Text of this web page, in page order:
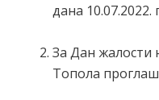
дана 10.07.2022.
За Дан жалости
Топола